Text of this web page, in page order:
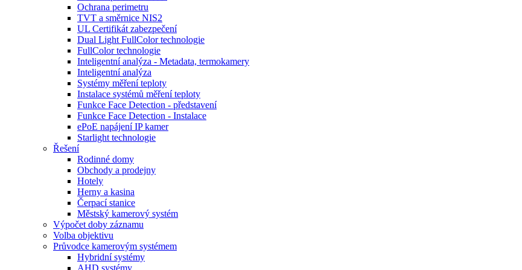
Ochrana perimetru
TVT a směrnice NIS2
UL Certifikát zabezpečení
Dual Light FullColor technologie
FullColor technologie
Inteligentní analýza - Metadata, termokamery
Inteligentní analýza
Systémy měření teploty
Instalace systémů měření teploty
Funkce Face Detection - představení
Funkce Face Detection - Instalace
ePoE napájení IP kamer
Starlight technologie
Řešení
Rodinné domy
Obchody a prodejny
Hotely
Herny a kasina
Čerpací stanice
Městský kamerový systém
Výpočet doby záznamu
Volba objektivu
Průvodce kamerovým systémem
Hybridní systémy